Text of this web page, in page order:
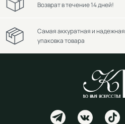
Возврат в течение 14 дней!
Самая аккуратная и надежная
упаковка товара